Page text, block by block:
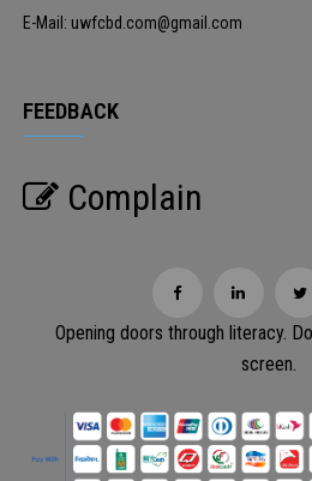
E-Mail: uwfcbd.com@gmail.com
FEEDBACK
Complain
Opening doors through literacy.
screen.